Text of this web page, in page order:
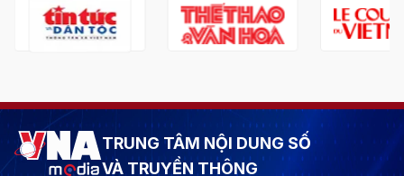
TRUNG TÂM NỘI DUNG SỐ
VÀ TRUYỀN THÔNG